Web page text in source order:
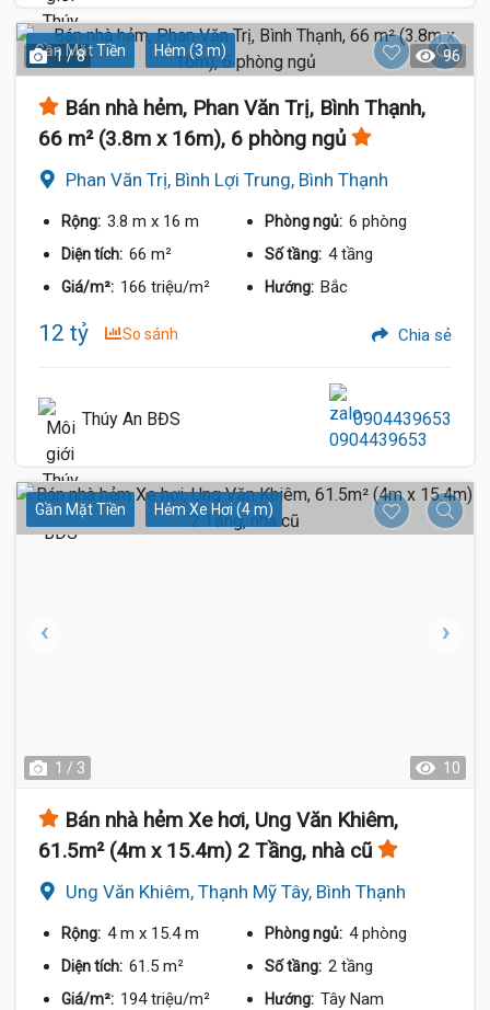
Gần Mặt Tiền Hẻm (3 m)
1 / 8 96
Bán nhà hẻm, Phan Văn Trị, Bình Thạnh,
66 m² (3.8m x 16m), 6 phòng ngủ
Phan Văn Trị, Bình Lợi Trung, Bình Thạnh
Rộng: 3.8 m x 16 m Phòng ngủ: 6 phòng
Diện tích: 66 m² Số tầng: 4 tầng
Giá/m²: 166 triệu/m² Hướng: Bắc
12 tỷ So sánh Chia sẻ
Thúy An BĐS 0904439653
Gần Mặt Tiền Hẻm Xe Hơi (4 m)
1 / 3 10
Bán nhà hẻm Xe hơi, Ung Văn Khiêm,
61.5m² (4m x 15.4m) 2 Tầng, nhà cũ
Ung Văn Khiêm, Thạnh Mỹ Tây, Bình Thạnh
Rộng: 4 m x 15.4 m Phòng ngủ: 4 phòng
Diện tích: 61.5 m² Số tầng: 2 tầng
Giá/m²: 194 triệu/m² Hướng: Tây Nam